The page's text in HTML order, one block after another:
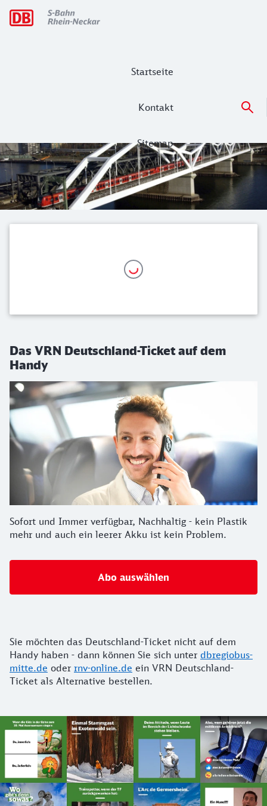
Startseite
Kontakt
Sitemap
Hauptnavigation
S-Bahn Rhein-Neckar - mit VRN-
Das VRN Deutschland-Ticket auf dem
Handy
Sofort und Immer verfügbar, Nachhaltig - kein Plastik
mehr und auch ein leerer Akku ist kein Problem.
Abo auswählen
Sie möchten das Deutschland-Ticket nicht auf dem
Handy haben - dann können Sie sich unter dbregiobus-
mitte.de oder rnv-online.de ein VRN Deutschland-
Ticket als Alternative bestellen.